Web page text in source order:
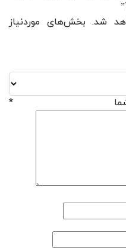
شد. بخش‌های موردنیاز
شما *